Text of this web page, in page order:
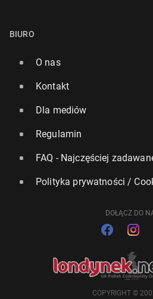
BIURO
O nas
Kontakt
Dla mediów
Regulamin
FAQ - Najczęściej
Polityka prywatności /
DOŁĄCZ DO
COPYRIGHT ©